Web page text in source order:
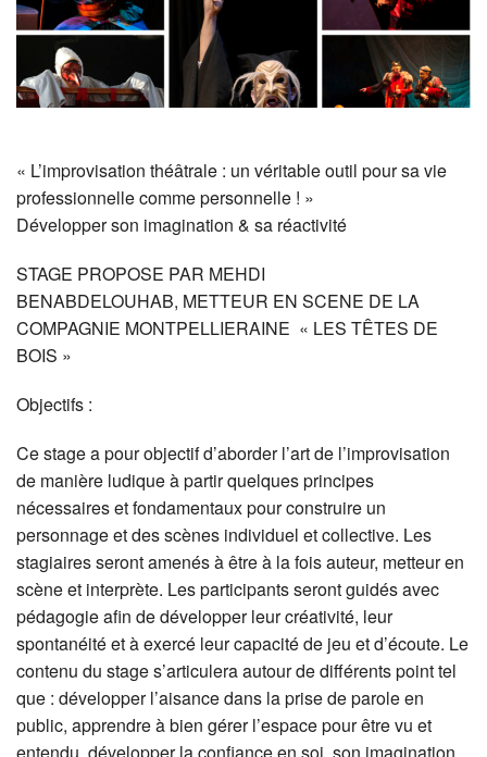
« L’improvisation théâtrale : un véritable outil pour sa vie
professionnelle comme personnelle ! »
Développer son imagination & sa réactivité
STAGE PROPOSE PAR MEHDI
BENABDELOUHAB, METTEUR EN SCENE DE LA
COMPAGNIE MONTPELLIERAINE « LES TÊTES DE
BOIS »
Objectifs :
Ce stage a pour objectif d’aborder l’art de l’improvisation
de manière ludique à partir quelques principes
nécessaires et fondamentaux pour construire un
personnage et des scènes individuel et collective. Les
stagiaires seront amenés à être à la fois auteur, metteur en
scène et interprète. Les participants seront guidés avec
pédagogie afin de développer leur créativité, leur
spontanéité et à exercé leur capacité de jeu et d’écoute. Le
contenu du stage s’articulera autour de différents point tel
que : développer l’aisance dans la prise de parole en
public, apprendre à bien gérer l’espace pour être vu et